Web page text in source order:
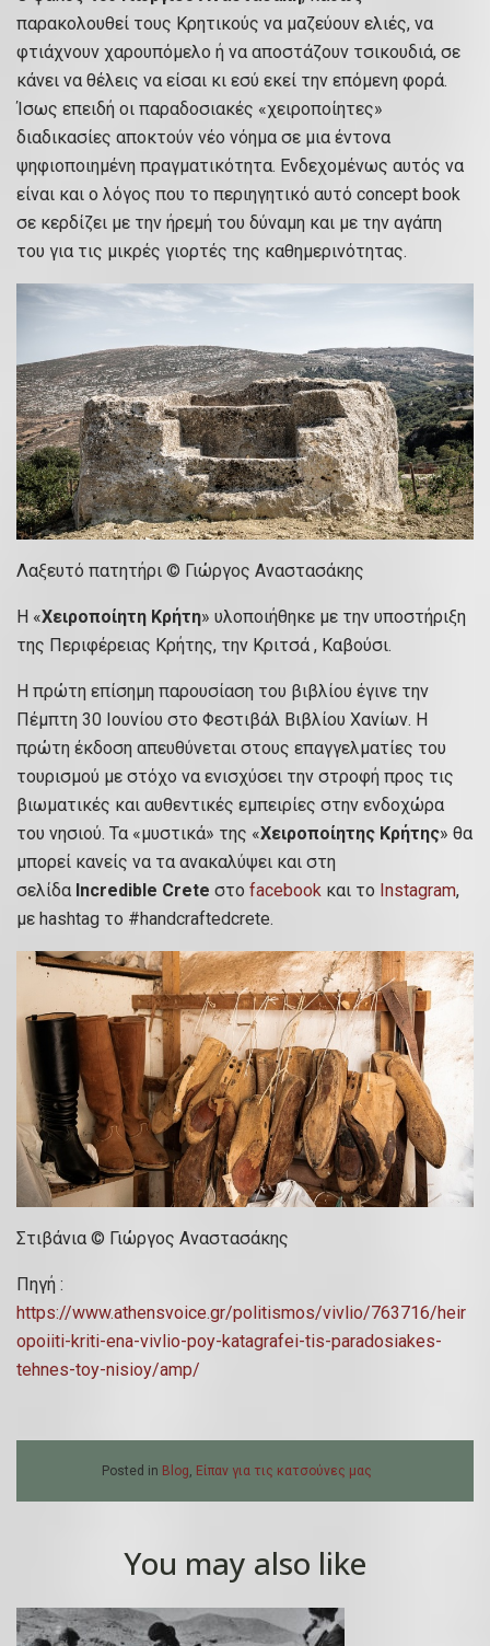
παρακολουθεί τους Κρητικούς να μαζεύουν ελιές, να
φτιάχνουν χαρουπόμελο ή να αποστάζουν τσικουδιά, σε
κάνει να θέλεις να είσαι κι εσύ εκεί την επόμενη φορά.
Ίσως επειδή οι παραδοσιακές «χειροποίητες»
διαδικασίες αποκτούν νέο νόημα σε μια έντονα
ψηφιοποιημένη πραγματικότητα. Ενδεχομένως αυτός να
είναι και ο λόγος που το περιηγητικό αυτό concept book
σε κερδίζει με την ήρεμή του δύναμη και με την αγάπη
του για τις μικρές γιορτές της καθημερινότητας.
Λαξευτό πατητήρι © Γιώργος Αναστασάκης
Η «Χειροποίητη Κρήτη» υλοποιήθηκε με την υποστήριξη
της Περιφέρειας Κρήτης, την Κριτσά , Καβούσι.
Η πρώτη επίσημη παρουσίαση του βιβλίου έγινε την
Πέμπτη 30 Ιουνίου στο Φεστιβάλ Βιβλίου Χανίων. Η
πρώτη έκδοση απευθύνεται στους επαγγελματίες του
τουρισμού με στόχο να ενισχύσει την στροφή προς τις
βιωματικές και αυθεντικές εμπειρίες στην ενδοχώρα
του νησιού. Τα «μυστικά» της «Χειροποίητης Κρήτης» θα
μπορεί κανείς να τα ανακαλύψει και στη
σελίδα Incredible Crete στο facebook και το Instagram,
με hashtag το #handcraftedcrete.
Στιβάνια © Γιώργος Αναστασάκης
Πηγή :
https://www.athensvoice.gr/politismos/vivlio/763716/heir
opoiiti-kriti-ena-vivlio-poy-katagrafei-tis-paradosiakes-
tehnes-toy-nisioy/amp/
Posted in Blog, Είπαν για τις κατσούνες μας
You may also like